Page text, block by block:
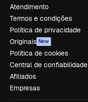
Atendimento
Termos e condições
Política de privacidade
Originais New
Política de cookies
Central de confiabilidade
Afiliados
Empresas